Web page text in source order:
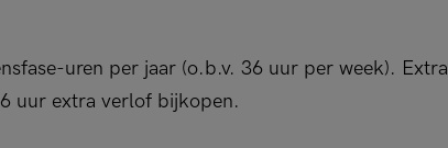
uren per jaar (o.b.v. 36 uur per week). Extra
uur extra verlof bijkopen.